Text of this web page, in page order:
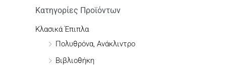
ή
τ
Κατηγορίες Προϊόντων
Κλασικά Έπιπλα
Πολυθρόνα, Ανάκλιντρο
Βιβλιοθήκη